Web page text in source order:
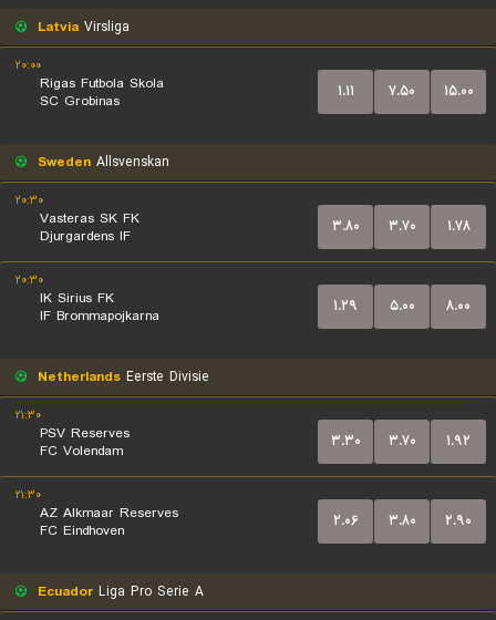
Latvia Virsliga
۲۰:۰۰
Rigas Futbola Skola
SC Grobinas
۱.۱۱ ۷.۵۰ ۱۵.۰۰
Sweden Allsvenskan
۲۰:۳۰
Vasteras SK FK
Djurgardens IF
۳.۸۰ ۳.۷۰ ۱.۷۸
۲۰:۳۰
IK Sirius FK
IF Brommapojkarna
۱.۲۹ ۵.۰۰ ۸.۰۰
Netherlands Eerste Divisie
۲۱:۳۰
PSV Reserves
FC Volendam
۳.۳۰ ۳.۷۰ ۱.۹۲
۲۱:۳۰
AZ Alkmaar Reserves
FC Eindhoven
۲.۰۶ ۳.۸۰ ۲.۹۰
Ecuador Liga Pro Serie A